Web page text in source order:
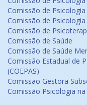
Comissão de
Comissão de Psicologia
Comissão de
Comissão de Saúde
Comissão de Saúde
Comissão Estadual de
(COEPAS)
Comissão Gestora
Comissão Psicologia na